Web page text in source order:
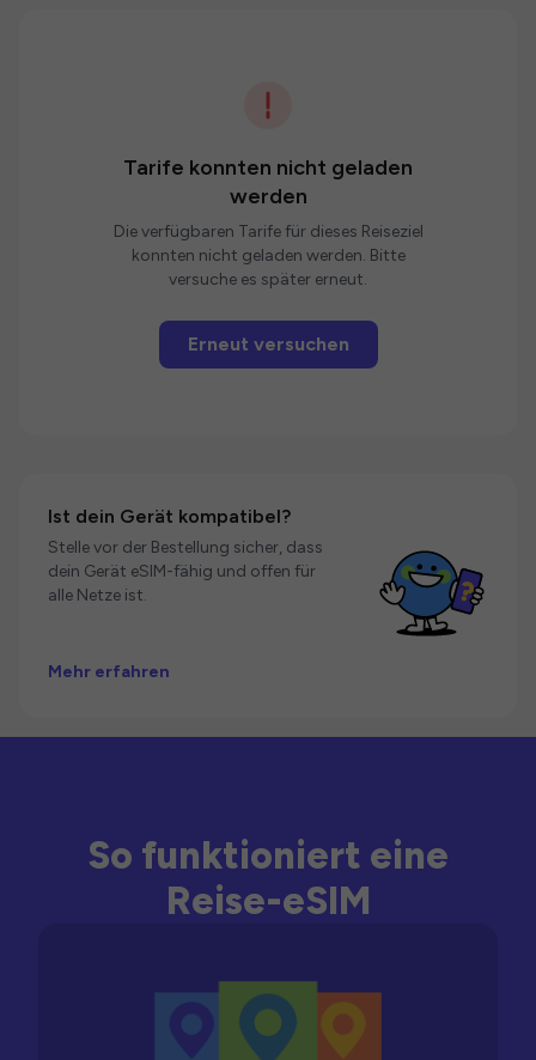
Tarife konnten nicht geladen
werden
Die verfügbaren Tarife für dieses Reiseziel
konnten nicht geladen werden. Bitte
versuche es später erneut.
Erneut versuchen
Ist dein Gerät kompatibel?
Stelle vor der Bestellung sicher, dass
dein Gerät eSIM-fähig und offen für
alle Netze ist.
Mehr erfahren
So funktioniert eine
Reise-eSIM